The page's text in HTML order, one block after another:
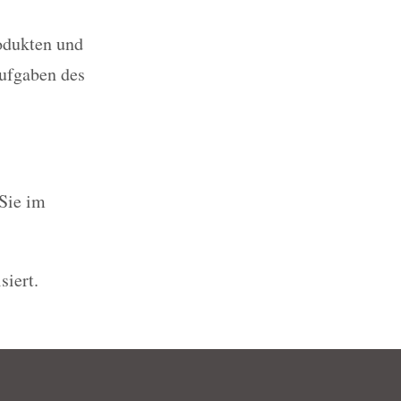
und
des
im